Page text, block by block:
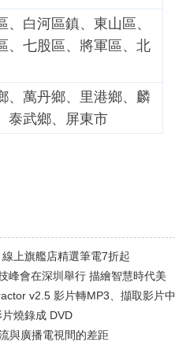
白河區鎮、東山區、
、七股區、將軍區、北
、萬丹鄉、里港鄉、麟
泰武鄉、屏東市
上旗艦店精選筆電7折起
峰會在深圳舉行 描繪智慧時代美
v2.5 影片轉MP3、擷取影片中
燒錄成 DVD
與廣播電視間的差距